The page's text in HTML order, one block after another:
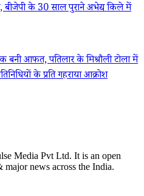
बीजेपी के 30 साल पुराने अभेद्य किले में
आफत, पतिलार के मिश्रौली टोला में
के प्रति गहराया आक्रोश
Media Pvt Ltd. It is an open
news across the India.